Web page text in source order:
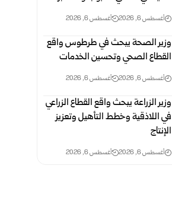
أغسطس 6, 2026 أغسطس 6, 2026
وزير الصحة يبحث في طرطوس واقع
القطاع الصحي وتحسين الخدمات
أغسطس 6, 2026 أغسطس 6, 2026
وزير الزراعة يبحث واقع القطاع الزراعي
في اللاذقية وخطط التأهيل وتعزيز
الإنتاج
أغسطس 6, 2026 أغسطس 6, 2026